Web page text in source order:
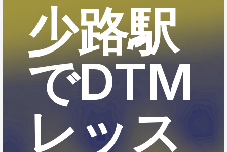
少路駅
でDTM
レッス